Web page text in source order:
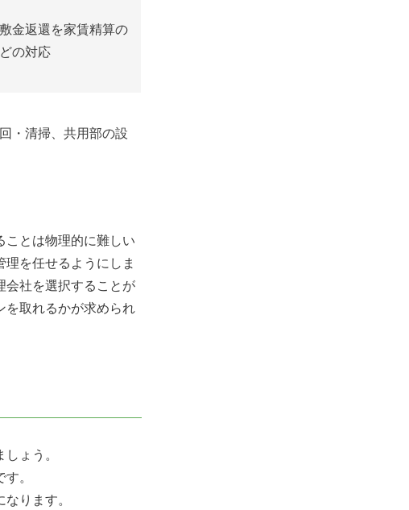
金返還を家賃精算の
の対応
・清掃、共用部の設
ことは物理的に難しい
を任せるようにしま
会社を選択することが
を取れるかが求められ
ょう。
。
ります。